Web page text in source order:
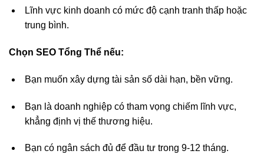
Lĩnh vực kinh doanh có mức độ cạnh tranh thấp hoặc
trung bình.
Chọn SEO Tổng Thể nếu:
Bạn muốn xây dựng tài sản số dài hạn, bền vững.
Bạn là doanh nghiệp có tham vọng chiếm lĩnh vực,
khẳng định vị thế thương hiệu.
Bạn có ngân sách đủ để đầu tư trong 9-12 tháng.